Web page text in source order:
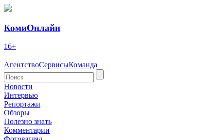
КомиОнлайн
16+
АгентствоСервисыКоманда
Новости
Интервью
Репортажи
Обзоры
Полезно знать
Комментарии